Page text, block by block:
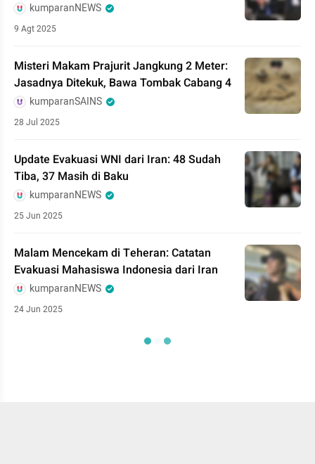
kumparanNEWS
9 Agt 2025
Misteri Makam Prajurit Jangkung 2 Meter:
Jasadnya Ditekuk, Bawa Tombak Cabang 4
kumparanSAINS
28 Jul 2025
Update Evakuasi WNI dari Iran: 48 Sudah
Tiba, 37 Masih di Baku
kumparanNEWS
25 Jun 2025
Malam Mencekam di Teheran: Catatan
Evakuasi Mahasiswa Indonesia dari Iran
kumparanNEWS
24 Jun 2025